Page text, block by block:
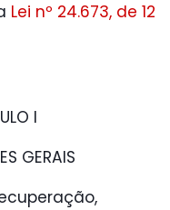
Lei nº 24.673, de 12
I
GERAIS